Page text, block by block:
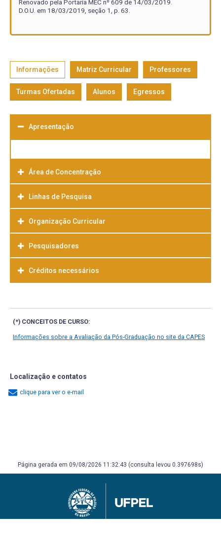
Renovado pela Portaria MEC nº 609 de 14/03/2019.
D.O.U. em 18/03/2019, seção 1, p. 63.
Informações Matriz Curricular Professores
Turmas Ofertadas Alunos Egressos
Apresentação
Área de Concentração
Linhas de Pesquisa
Organização Curricular
Pesquisadores
Créditos necessários
(*) CONCEITOS DE CURSO:
Informações sobre a Avaliação da Pós-Graduação no site da CAPES
Localização e contatos
clique para ver o e-mail
Página gerada em 09/08/2026 11:32:43 (consulta levou 0.397698s)